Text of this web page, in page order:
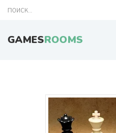
GAMESROOMS